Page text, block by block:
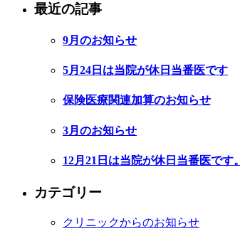
最近の記事
9月のお知らせ
5月24日は当院が休日当番医です
保険医療関連加算のお知らせ
3月のお知らせ
12月21日は当院が休日当番医です。
カテゴリー
クリニックからのお知らせ